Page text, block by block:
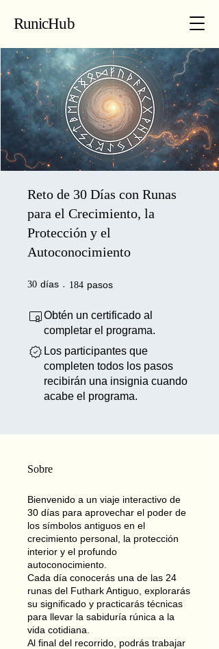
RunicHub
Reto de 30 Días con Runas
para el Crecimiento, la
Protección y el
Autoconocimiento
30 días 30 días
184 pasos
Obtén un certificado al
completar el programa.
Los participantes que
completen todos los pasos
recibirán una insignia cuando
acabe el programa.
Sobre
Bienvenido a un viaje interactivo de
30 días para aprovechar el poder de
los símbolos antiguos en el
crecimiento personal, la protección
interior y el profundo
autoconocimiento.
Cada día conocerás una de las 24
runas del Futhark Antiguo, explorarás
su significado y practicarás técnicas
para llevar la sabiduría rúnica a la
vida cotidiana.
Al final del recorrido, podrás trabajar